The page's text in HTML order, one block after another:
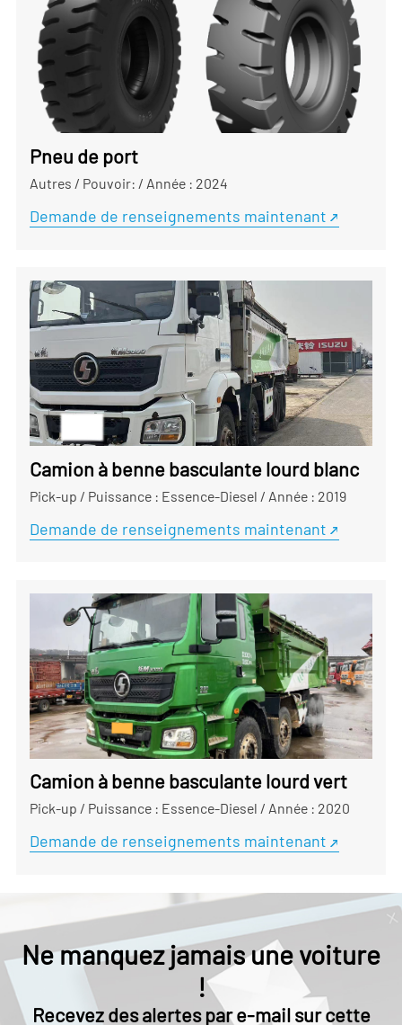
Pneu de port
Autres / Pouvoir: / Année : 2024
Demande de renseignements maintenant
Camion à benne basculante lourd blanc
Pick-up / Puissance : Essence-Diesel / Année : 2019
Demande de renseignements maintenant
Camion à benne basculante lourd vert
Pick-up / Puissance : Essence-Diesel / Année : 2020
Demande de renseignements maintenant
Ne manquez jamais une voiture
!
Recevez des alertes par e-mail sur cette